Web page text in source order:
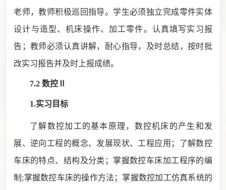
老师，教师积极巡回指导。学生必须独立完成零件实体
设计与造型、机床操作、加工零件。认真填写实习报
告；教师必须认真讲解，耐心指导，及时总结，按时批
改实习报告并及时上报成绩。
7.2 数控Ⅱ
1.实习目标
了解数控加工的基本原理，数控机床的产生和发
展、逆向工程的概念、发展现状、工程应用；了解数控
车床的特点、结构及分类；掌握数控车床加工程序的编
制 ;掌握数控车床的操作方法；掌握数控加工仿真系统的